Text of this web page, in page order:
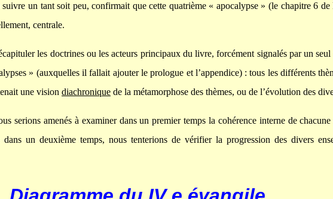
un tant soit peu, confirmait que cette quatrième « apocalypse » (le chapitre 6
centrale.
les doctrines ou les acteurs principaux du livre, forcément signalés par un
» (auxquelles il fallait ajouter le prologue et l’appendice) : tous les différents
une vision diachronique de la métamorphose des thèmes, ou de l’évolution des
serions amenés à examiner dans un premier temps la cohérence interne de
dans un deuxième temps, nous tenterions de vérifier la progression des divers